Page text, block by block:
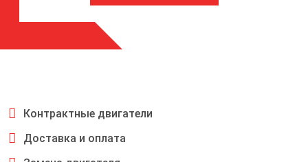
Контрактные двигатели
Доставка и оплата